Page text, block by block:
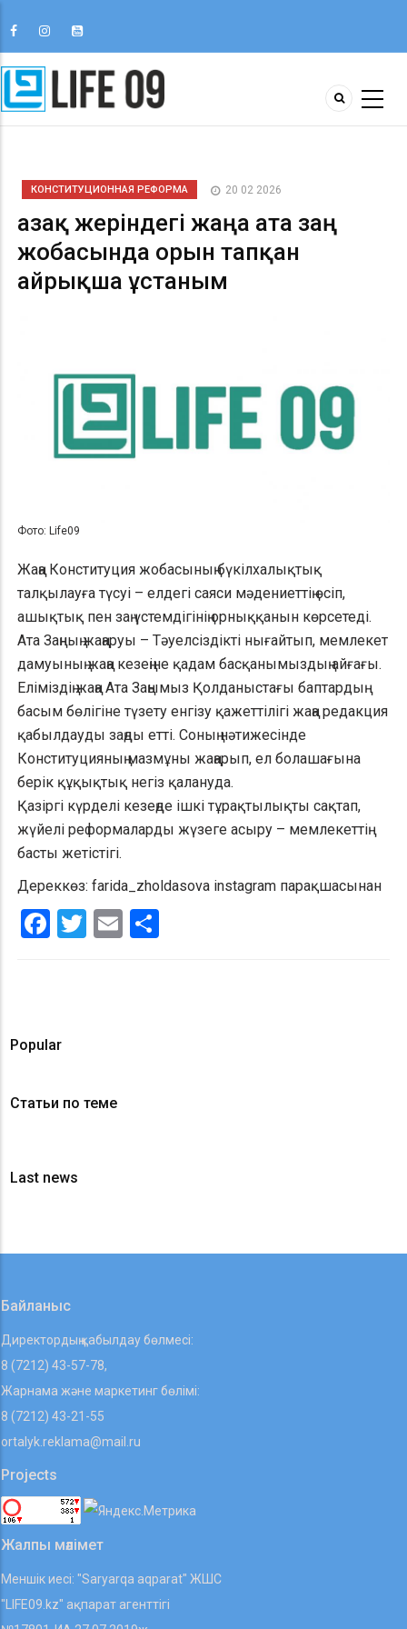
КОНСТИТУЦИОННАЯ РЕФОРМА 20 02 2026
Қазақ жеріндегі жаңа ата заң
жобасында орын тапқан
айрықша ұстаным
Фото: Life09
Жаңа Конституция жобасының бүкілхалықтық
талқылауға түсуі – елдегі саяси мәдениеттің өсіп,
ашықтық пен заң үстемдігінің орныққанын көрсетеді.
Ата Заңның жаңаруы – Тәуелсіздікті нығайтып, мемлекет
дамуының жаңа кезеңіне қадам басқанымыздың айғағы.
Еліміздің жаңа Ата Заңымыз Қолданыстағы баптардың
басым бөлігіне түзету енгізу қажеттілігі жаңа редакция
қабылдауды заңды етті. Соның нәтижесінде
Конституцияның мазмұны жаңарып, ел болашағына
берік құқықтық негіз қалануда.
Қазіргі күрделі кезеңде ішкі тұрақтылықты сақтап,
жүйелі реформаларды жүзеге асыру – мемлекеттің
басты жетістігі.
Дереккөз: farida_zholdasova instagram парақшасынан
Facebook
Twitter
Email
Popular
Статьи по теме
Last news
Байланыс
Директордың қабылдау бөлмесі:
8 (7212) 43-57-78,
Жарнама және маркетинг бөлімі:
8 (7212) 43-21-55
ortalyk.reklama@mail.ru
Projects
Жалпы мәлімет
Меншік иесі: "Saryarqa aqparat" ЖШС
"LIFE09.kz" ақпарат агенттігі